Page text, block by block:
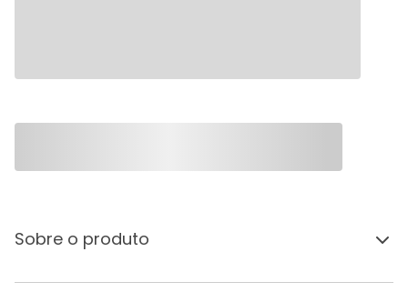
Sobre o produto